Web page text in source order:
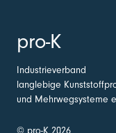
pro-K
Industrieverband
langlebige
und Mehrwegsysteme
© pro-K 2026